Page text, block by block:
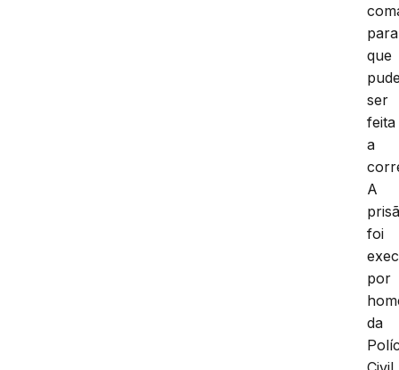
para
que
ser
feita
a
A
foi
por
da